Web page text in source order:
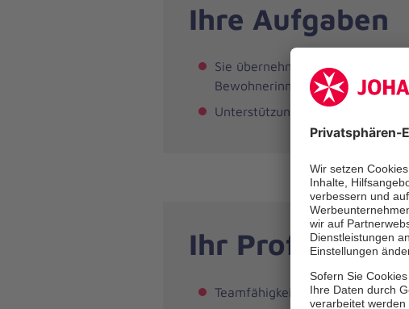
Ihre Aufgaben
Sie übernehmen die
Bewohnerinnen und Bewohner
Unterstützung der
Ihr Profil
Teamfähigkeit und